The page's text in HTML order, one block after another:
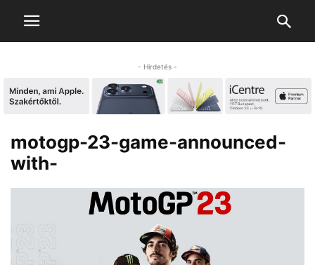
- Hirdetés -
motogp-23-game-announced-
with-